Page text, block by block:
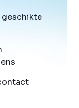
geschikte